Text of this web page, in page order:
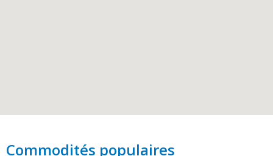
Commodités populaires